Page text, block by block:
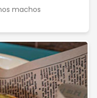
machos